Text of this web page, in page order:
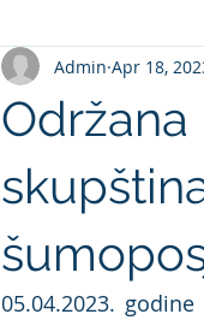
Admin Apr 18,
05.04.2023.